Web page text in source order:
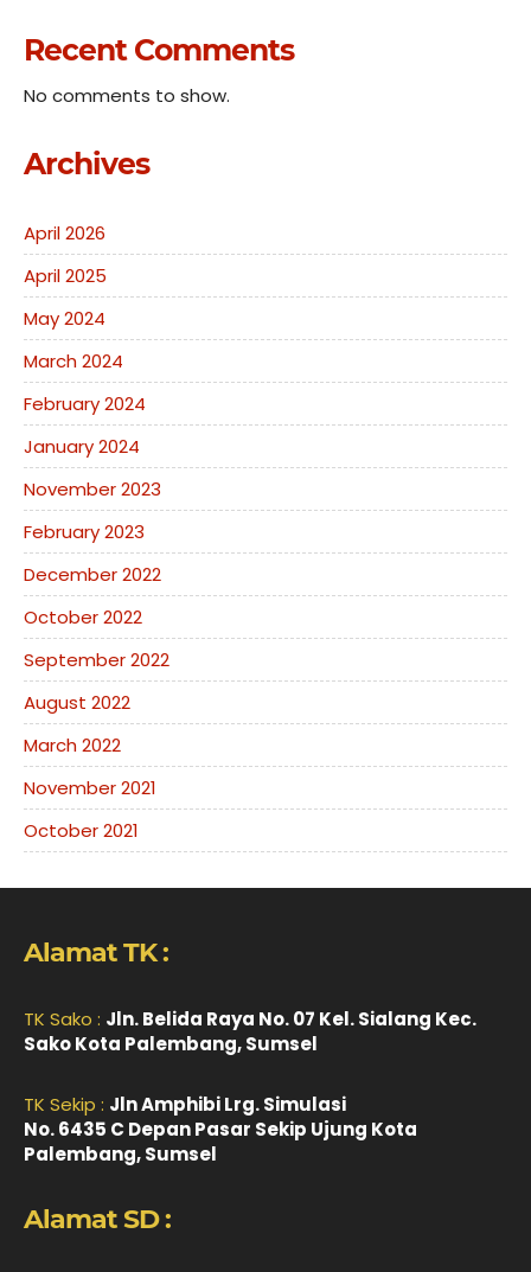
Recent Comments
No comments to show.
Archives
April 2026
April 2025
May 2024
March 2024
February 2024
January 2024
November 2023
February 2023
December 2022
October 2022
September 2022
August 2022
March 2022
November 2021
October 2021
Alamat TK :
TK Sako : Jln. Belida Raya No. 07 Kel. Sialang Kec.
Sako Kota Palembang, Sumsel
TK Sekip : Jln Amphibi Lrg. Simulasi
No. 6435 C Depan Pasar Sekip Ujung Kota
Palembang, Sumsel
Alamat SD :